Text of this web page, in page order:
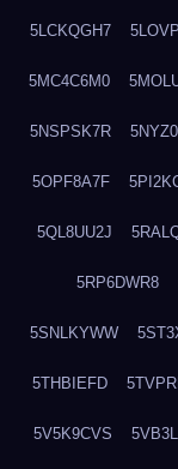
5LCKQGH7
5MC4C6M0
5NSPSK7R
5OPF8A7F
5QL8UU2J
5RP6DWR8
5SNLKYWW
5THBIEFD
5V5K9CVS